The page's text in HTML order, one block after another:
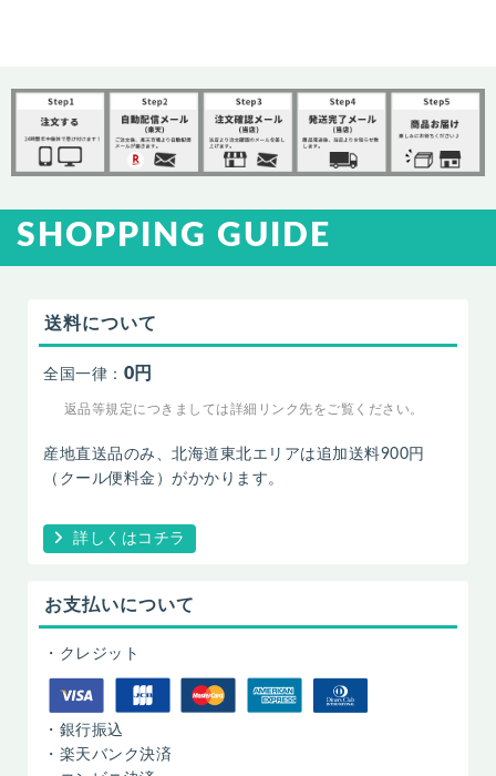
SHOPPING GUIDE
送料について
全国一律： 0円
返品等規定につきましては詳細リンク先をご覧ください。
産地直送品のみ、北海道東北エリアは追加送料900円
（クール便料金）がかかります。
詳しくはコチラ
お支払いについて
・クレジット
・銀行振込
・楽天バンク決済